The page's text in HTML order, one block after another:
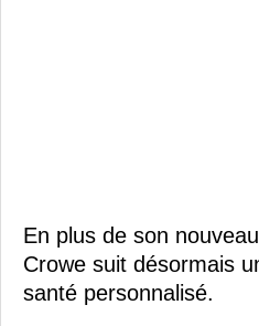
En plus de son
Crowe suit désormais
santé personnalisé.